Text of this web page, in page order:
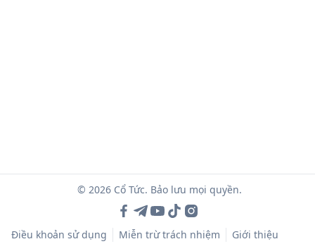
© 2026 Cổ Tức. Bảo lưu mọi quyền.
Điều khoản sử dụng Miễn trừ trách nhiệm Giới thiệu